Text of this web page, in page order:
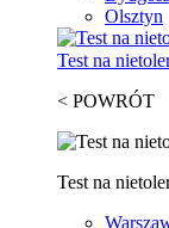
Olsztyn
Test na
< POWRÓT
Test na